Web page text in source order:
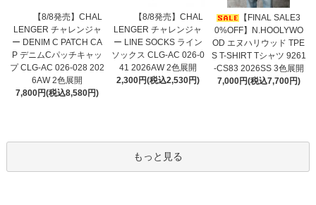
【8/8発売】CHAL
LENGER チャレンジャ
ー DENIM C PATCH CA
P デニムCパッチキャッ
プ CLG-AC 026-028 202
6AW 2色展開
7,800円(税込8,580円)
【8/8発売】CHAL
LENGER チャレンジャ
ー LINE SOCKS ライン
ソックス CLG-AC 026-0
41 2026AW 2色展開
2,300円(税込2,530円)
【FINAL SALE3
0%OFF】N.HOOLYWO
OD エヌハリウッド TPE
S T-SHIRT Tシャツ 9261
-CS83 2026SS 3色展開
7,000円(税込7,700円)
もっと見る